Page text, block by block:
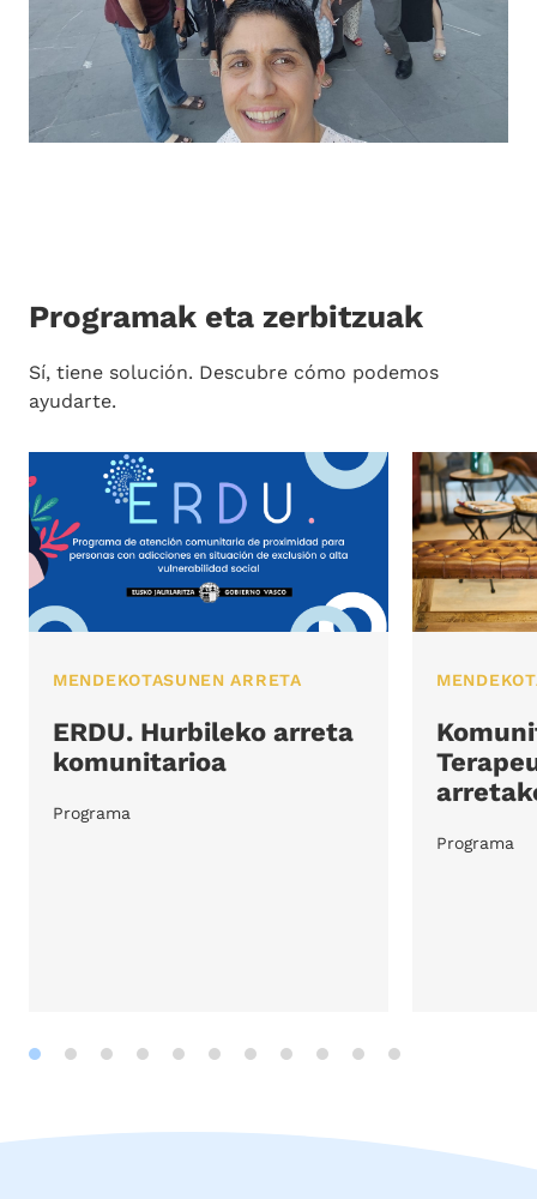
Programak eta zerbitzuak
Sí, tiene solución. Descubre cómo podemos
ayudarte.
MENDEKOTASUNEN ARRETA
ERDU. Hurbileko arreta
komunitarioa
Programa
Programa